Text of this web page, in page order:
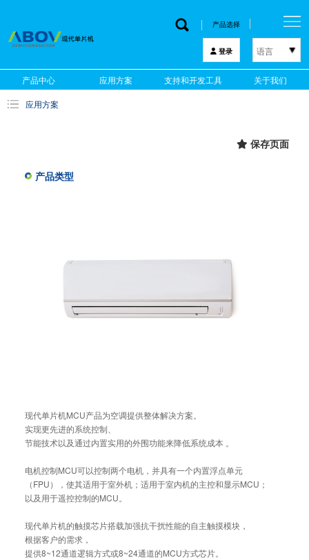
产品选择
登录 语言
한국어
English
产品中心 应用方案 支持和开发工具 关于我们
应用方案
保存页面
产品类型
现代单片机MCU产品为空调提供整体解决方案。
实现更先进的系统控制、
节能技术以及通过内置实用的外围功能来降低系统成本 。
电机控制MCU可以控制两个电机，并具有一个内置浮点单元
（FPU），使其适用于室外机；适用于室内机的主控和显示MCU；
以及用于遥控控制的MCU。
现代单片机的触摸芯片搭载加强抗干扰性能的自主触摸模块，
根据客户的需求，
提供8~12通道逻辑方式或8~24通道的MCU方式芯片。